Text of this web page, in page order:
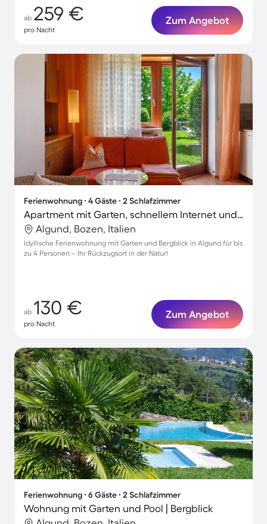
ab 259 €
pro Nacht
Zum Angebot
Ferienwohnung ∙ 4 Gäste ∙ 2 Schlafzimmer
Apartment mit Garten, schnellem Internet und Terrasse | Bergblick
Algund, Bozen, Italien
Idyllische Ferienwohnung mit Garten und Bergblick in Algund für bis
zu 4 Personen – Ihr Rückzugsort in der Natur!
ab 130 €
pro Nacht
Zum Angebot
Ferienwohnung ∙ 6 Gäste ∙ 2 Schlafzimmer
Wohnung mit Garten und Pool | Bergblick